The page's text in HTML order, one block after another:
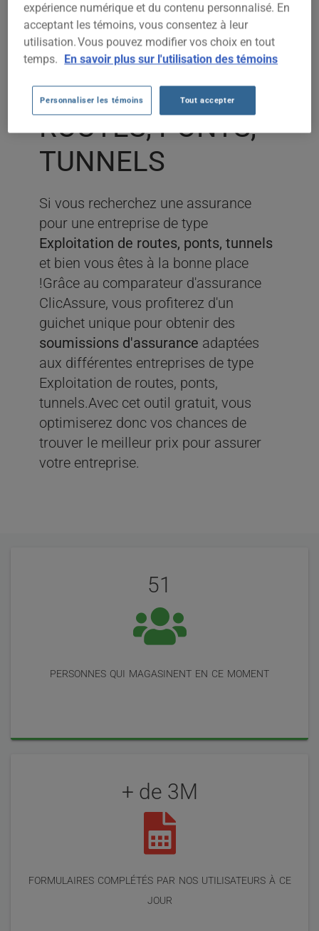
ASSURANCE
ENTREPRISE
EXPLOITATION DE
ROUTES, PONTS,
TUNNELS
Si vous recherchez une assurance
pour une entreprise de type
Exploitation de routes, ponts, tunnels
et bien vous êtes à la bonne place
!Grâce au comparateur d'assurance
ClicAssure, vous profiterez d'un
guichet unique pour obtenir des
soumissions d'assurance adaptées
aux différentes entreprises de type
Exploitation de routes, ponts,
tunnels.Avec cet outil gratuit, vous
optimiserez donc vos chances de
trouver le meilleur prix pour assurer
votre entreprise.
51
personnes qui magasinent en ce moment
+ de 3M
formulaires complétés par nos utilisateurs à ce
jour
expérience numérique et du contenu personnalisé. En
acceptant les témoins, vous consentez à leur
utilisation. Vous pouvez modifier vos choix en tout
temps. En savoir plus sur l'utilisation des témoins
Personnaliser les témoins Tout accepter